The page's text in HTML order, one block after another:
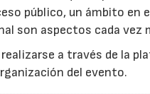
público, un ámbito en
son aspectos cada vez
a través de la
del evento.